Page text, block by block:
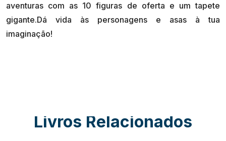
aventuras com as 10 figuras de oferta e um tapete
gigante.Dá vida às personagens e asas à tua
Livros Relacionados